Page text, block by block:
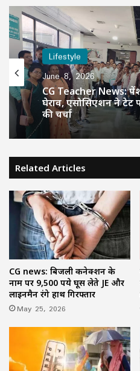
Lifestyle
June 8, 2026
CG Teacher News:
घेराव, एसोसिएशन ने टेट
की चर्चा
Related Articles
CG news: बिजली कनेक्शन के
नाम पर 9,500 रुपये घूस लेते JE और
लाइनमैन रंगे हाथ गिरफ्तार
May 25, 2026